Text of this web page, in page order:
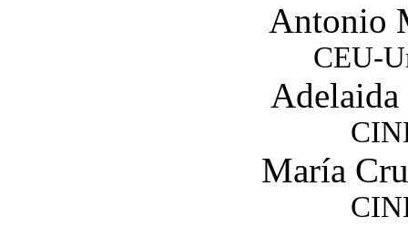
Antonio
CEU-
Adelaida
María